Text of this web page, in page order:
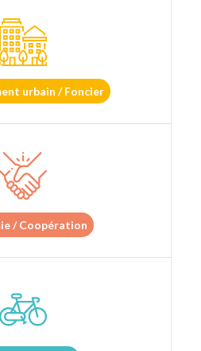
urbain / Foncier
/ Coopération